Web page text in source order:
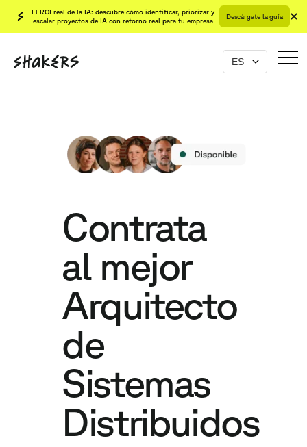
El ROI real de la IA: descubre cómo identificar, priorizar y
escalar proyectos de IA con retorno real para tu empresa
Descárgate la guía
Contrata
al mejor
Arquitecto
de
Sistemas
Distribuidos